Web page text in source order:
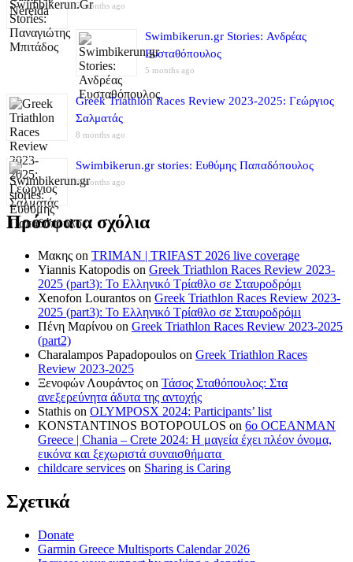
5 months ago
Swimbikerun.gr Stories: Ανδρέας
Ευσταθόπουλος
5 months ago
Greek Triathlon Races Review 2023-2025: Γεώργιος
Σαλματάς
8 months ago
Swimbikerun.gr stories: Ευθύμης Παπαδόπουλος
8 months ago
Πρόσφατα σχόλια
Μακης on TRIMAN | TRIFAST 2026 live coverage
Yiannis Katopodis on Greek Triathlon Races Review 2023-
2025 (part3): Το Ελληνικό Τρίαθλο σε Σταυροδρόμι
Xenofon Lourantos on Greek Triathlon Races Review 2023-
2025 (part3): Το Ελληνικό Τρίαθλο σε Σταυροδρόμι
Πένη Μαρίνου on Greek Triathlon Races Review 2023-2025
(part2)
Charalampos Papadopoulos on Greek Triathlon Races
Review 2023-2025
Ξενοφών Λουράντος on Τάσος Σταθόπουλος: Στα
ανεξερεύνητα άδυτα της αντοχής
Stathis on OLYMPOSX 2024: Participants’ list
KONSTANTINOS BOTOPOULOS on 6ο OCEANMAN
Greece | Chania – Crete 2024: Η μαγεία έχει πλέον όνομα,
εικόνα και ξεχωριστά συναισθήματα
childcare services on Sharing is Caring
Σχετικά
Donate
Garmin Greece Multisports Calendar 2026